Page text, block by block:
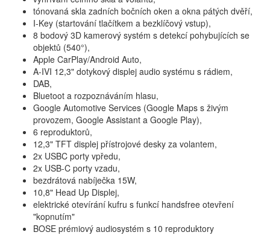
tónovaná skla zadních bočních oken a okna pátých dvěří,
I-Key (startování tlačítkem a bezklíčový vstup),
8 bodový 3D kamerový systém s detekcí pohybujících se
objektů (540°),
Apple CarPlay/Android Auto,
A-IVI 12,3" dotykový displej audio systému s rádiem,
DAB,
Bluetoot a rozpoznáváním hlasu,
Google Automotive Services (Google Maps s živým
provozem, Google Assistant a Google Play),
6 reproduktorů,
12,3" TFT displej přístrojové desky za volantem,
2x USBC porty vpředu,
2x USB-C porty vzadu,
bezdrátová nabíječka 15W,
10,8" Head Up Displej,
elektrické otevírání kufru s funkcí handsfree otevření
"kopnutím"
BOSE prémiový audiosystém s 10 reproduktory